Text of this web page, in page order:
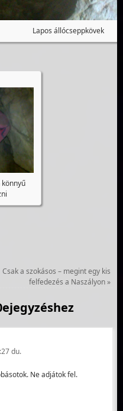
Lapos állócseppkövek
Csak a szokásos – megint egy kis
felfedezés a Naszályon»
du.
Ne adjátok fel.